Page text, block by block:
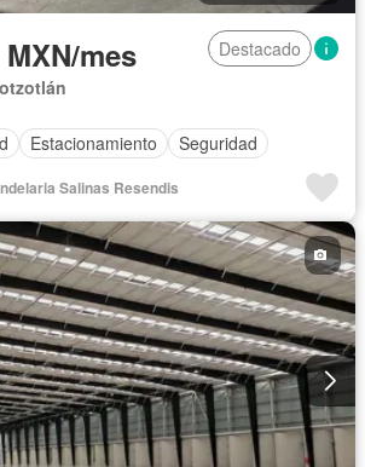
mes
Destacado
Estacionamiento Seguridad
Salinas Resendis